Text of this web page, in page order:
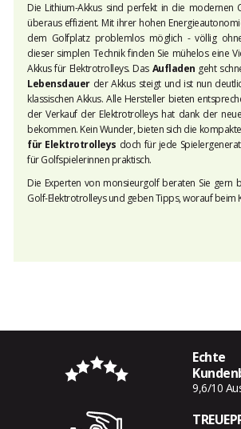
Die Lithium-Akkus sind perfekt in die modernen
überaus effizient. Mit ihrer hohen
dem Golfplatz problemlos möglich - völlig
dieser simplen Technik finden Sie mühelos eine
Akkus für Elektrotrolleys. Das Aufladen geht
Lebensdauerder Akkus steigt und ist nun
klassischen Akkus. Alle Hersteller bieten
der Verkauf der Elektrotrolleys hat dank der
bekommen. Kein Wunder, bieten sich die
für Elektrotrolleys doch für jede
für Golfspielerinnen praktisch.
Die Experten von monsieurgolfberaten Sie gern
Golf-Elektrotrolleys und geben Tipps, worauf beim
Echte
9,6/10